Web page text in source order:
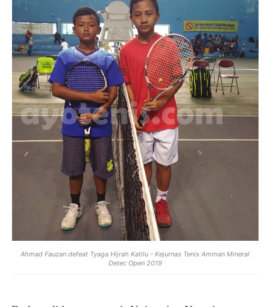
Ahmad Fauzan defeat Tyaga Hijrah Katilu - Kejurnas Tenis Amman Mineral
Detec Open 2019